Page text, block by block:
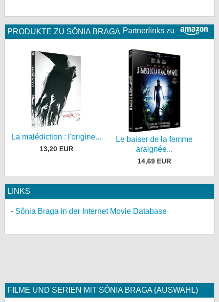
Partnerlinks zu
PRODUKTE ZU SÔNIA BRAGA
La malédiction : l'origine...
13,20 EUR
Le baiser de la femme
araignée...
14,69 EUR
LINKS
Sônia Braga in der Internet Movie Database
FILME UND SERIEN MIT SÔNIA BRAGA (AUSWAHL)